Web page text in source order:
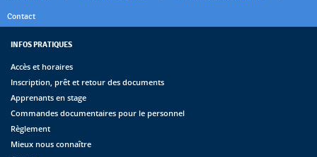
Contact
INFOS PRATIQUES
Accès et horaires
Inscription, prêt et retour des documents
Apprenants en stage
Commandes documentaires pour le personnel
Règlement
Mieux nous connaître